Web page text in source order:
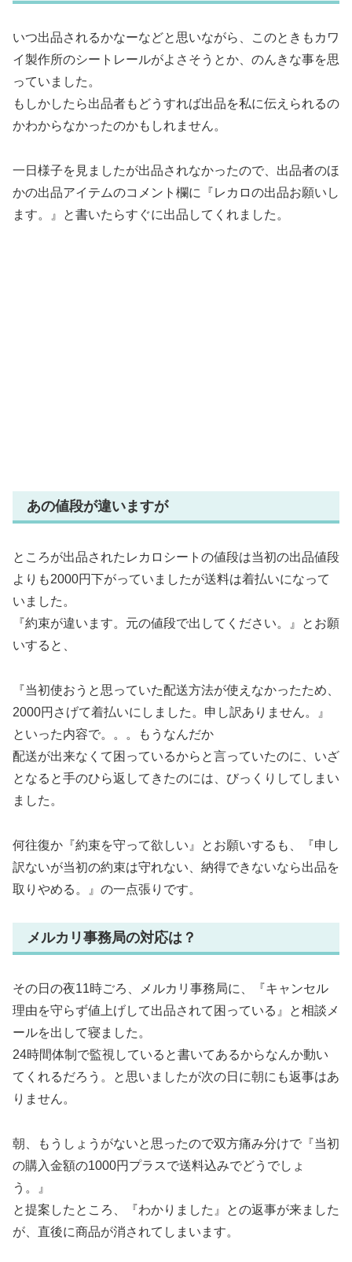
いつ出品されるかなーなどと思いながら、このときもカワ
イ製作所のシートレールがよさそうとか、のんきな事を思
っていました。
もしかしたら出品者もどうすれば出品を私に伝えられるの
かわからなかったのかもしれません。
一日様子を見ましたが出品されなかったので、出品者のほ
かの出品アイテムのコメント欄に『レカロの出品お願いし
ます。』と書いたらすぐに出品してくれました。
あの値段が違いますが
ところが出品されたレカロシートの値段は当初の出品値段
よりも2000円下がっていましたが送料は着払いになって
いました。
『約束が違います。元の値段で出してください。』とお願
いすると、
『当初使おうと思っていた配送方法が使えなかったため、
2000円さげて着払いにしました。申し訳ありません。』
といった内容で。。。もうなんだか
配送が出来なくて困っているからと言っていたのに、いざ
となると手のひら返してきたのには、びっくりしてしまい
ました。
何往復か『約束を守って欲しい』とお願いするも、『申し
訳ないが当初の約束は守れない、納得できないなら出品を
取りやめる。』の一点張りです。
メルカリ事務局の対応は？
その日の夜11時ごろ、メルカリ事務局に、『キャンセル
理由を守らず値上げして出品されて困っている』と相談メ
ールを出して寝ました。
24時間体制で監視していると書いてあるからなんか動い
てくれるだろう。と思いましたが次の日に朝にも返事はあ
りません。
朝、もうしょうがないと思ったので双方痛み分けで『当初
の購入金額の1000円プラスで送料込みでどうでしょ
う。』
と提案したところ、『わかりました』との返事が来ました
が、直後に商品が消されてしまいます。